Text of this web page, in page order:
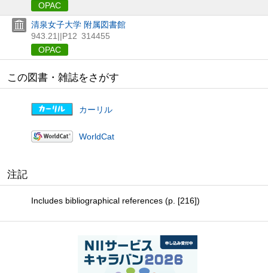
OPAC
清泉女子大学 附属図書館
943.21||P12 314455
OPAC
この図書・雑誌をさがす
カーリル
WorldCat
注記
Includes bibliographical references (p. [216])